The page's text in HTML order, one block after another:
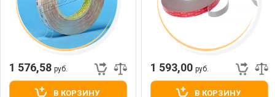
1 576,58 руб.
В КОРЗИНУ
1 593,00 руб.
В КОРЗИНУ